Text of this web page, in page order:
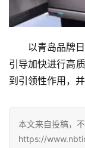
专
栏
专
题
以青岛品牌
引导加快进行高
到引领性作用，
本文来自投稿，
https://